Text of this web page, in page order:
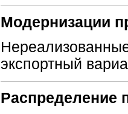
Модернизации
экспортный
Распределение